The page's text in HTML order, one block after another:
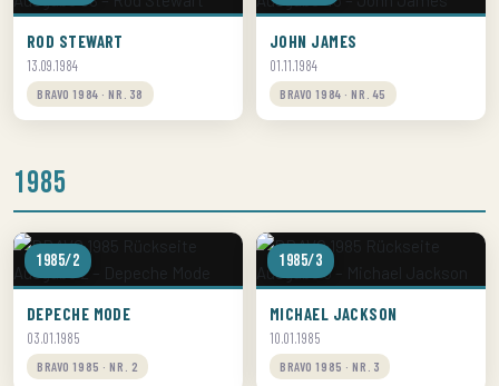
ROD STEWART
13.09.1984
BRAVO 1984 · NR. 38
JOHN JAMES
01.11.1984
BRAVO 1984 · NR. 45
1985
1985/2
DEPECHE MODE
03.01.1985
BRAVO 1985 · NR. 2
1985/3
MICHAEL JACKSON
10.01.1985
BRAVO 1985 · NR. 3